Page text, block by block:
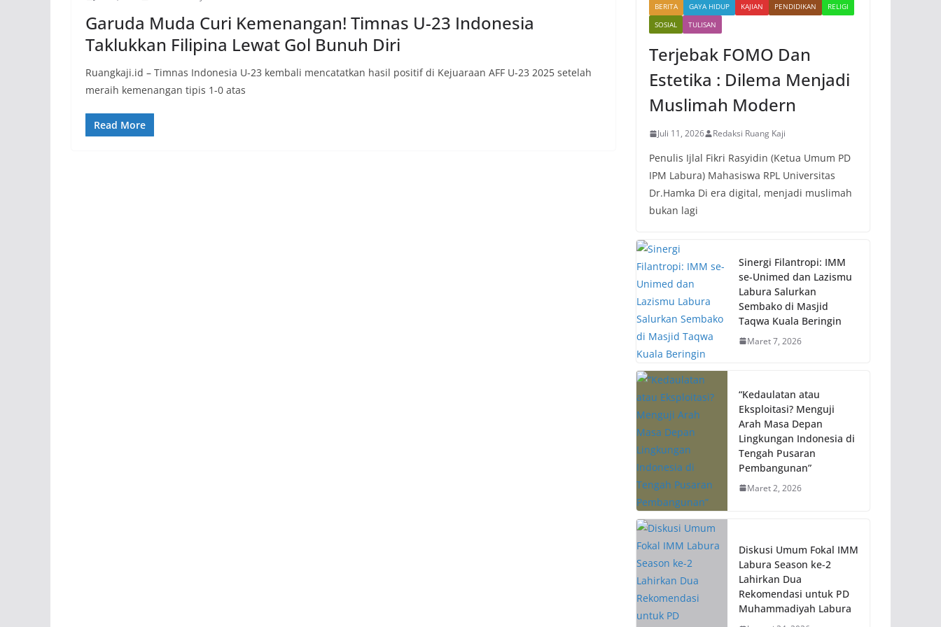
Garuda Muda Curi Kemenangan! Timnas U-23 Indonesia
Taklukkan Filipina Lewat Gol Bunuh Diri
Ruangkaji.id – Timnas Indonesia U-23 kembali mencatatkan hasil positif di Kejuaraan AFF U-23 2025 setelah
meraih kemenangan tipis 1-0 atas
Read More
BERITA GAYA HIDUP KAJIAN PENDIDIKAN
RELIGI
SOSIAL
TULISAN
Terjebak FOMO Dan
Estetika : Dilema Menjadi
Muslimah Modern
Juli 11, 2026 Redaksi Ruang Kaji
Penulis Ijlal Fikri Rasyidin (Ketua Umum PD
IPM Labura) Mahasiswa RPL Universitas
Dr.Hamka Di era digital, menjadi muslimah
bukan lagi
Sinergi Filantropi: IMM
se-Unimed dan Lazismu
Labura Salurkan
Sembako di Masjid
Taqwa Kuala Beringin
Maret 7, 2026
“Kedaulatan atau
Eksploitasi? Menguji
Arah Masa Depan
Lingkungan Indonesia di
Tengah Pusaran
Pembangunan”
Maret 2, 2026
Diskusi Umum Fokal IMM
Labura Season ke-2
Lahirkan Dua
Rekomendasi untuk PD
Muhammadiyah Labura